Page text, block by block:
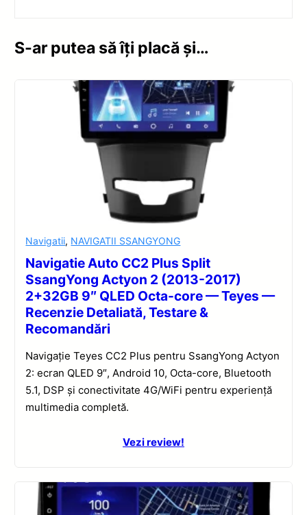
S-ar putea să îți placă și…
Navigatii, NAVIGATII SSANGYONG
Navigatie Auto CC2 Plus Split
SsangYong Actyon 2 (2013-2017)
2+32GB 9″ QLED Octa-core — Teyes —
Recenzie Detaliată, Testare &
Recomandări
Navigație Teyes CC2 Plus pentru SsangYong Actyon
2: ecran QLED 9″, Android 10, Octa-core, Bluetooth
5.1, DSP și conectivitate 4G/WiFi pentru experiență
multimedia completă.
Vezi review!